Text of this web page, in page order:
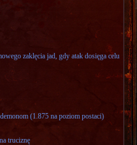
zaklęcia jad, gdy atak dosięga celu
(1.875 na poziom postaci)
truciznę